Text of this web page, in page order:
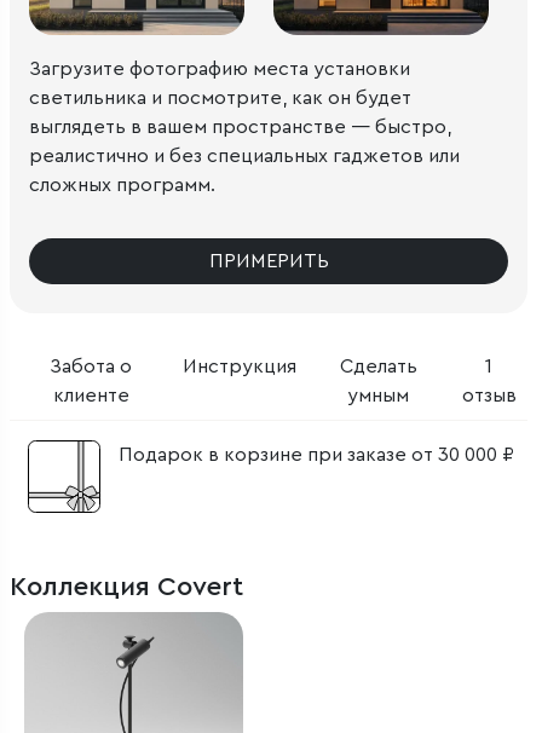
Забота о
клиенте
Инструкция
Сделать
умным
1
отзыв
Подарок в корзине при заказе от 30 000 ₽
Загрузите фотографию места установки
светильника и посмотрите, как он будет
выглядеть в вашем пространстве — быстро,
реалистично и без специальных гаджетов или
сложных программ.
ПРИМЕРИТЬ
Коллекция Covert